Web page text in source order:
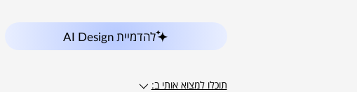
להדמיית AI Design
תוכלו למצוא אותי ב: